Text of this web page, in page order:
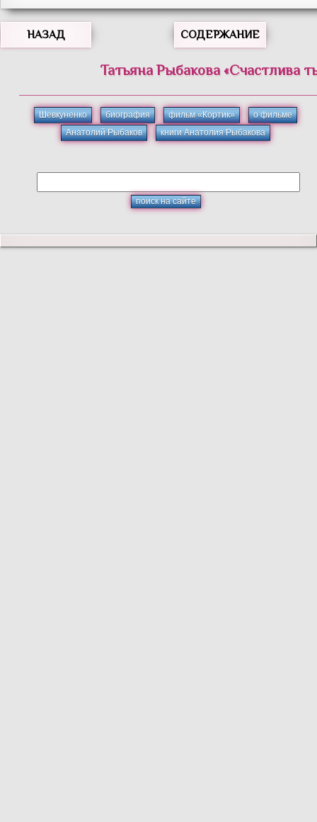
НАЗАД СОДЕРЖАНИЕ
Татьяна Рыбакова «Счастлива
Шевкуненко биография фильм «Кортик»
о фильме
Анатолий Рыбаков
книги Анатолия Рыбакова